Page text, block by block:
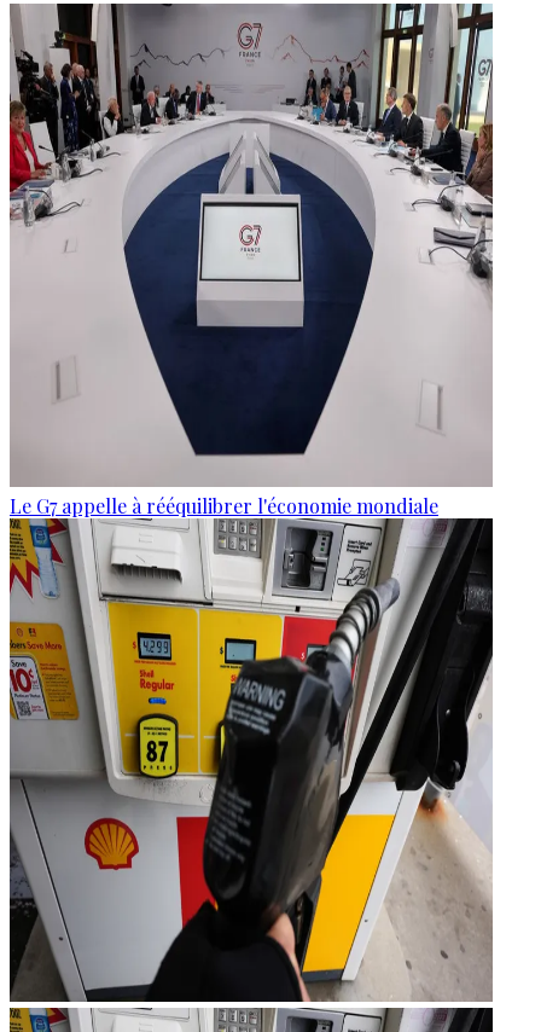
Le G7 appelle à rééquilibrer l'économie mondiale